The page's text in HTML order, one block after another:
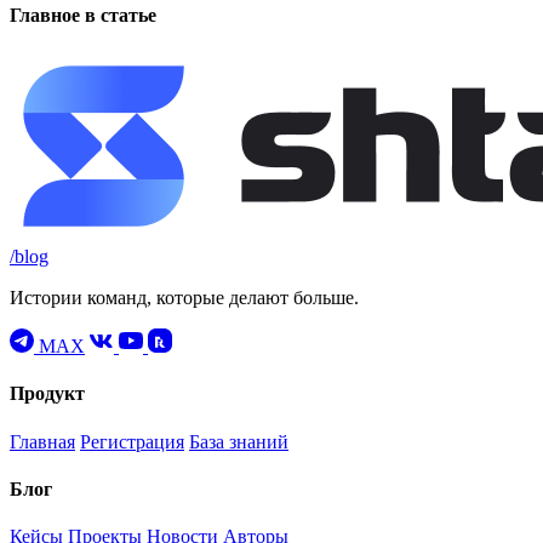
Главное в статье
/blog
Истории команд, которые делают больше.
MAX
Продукт
Главная Регистрация База знаний
Блог
Кейсы Проекты Новости Авторы